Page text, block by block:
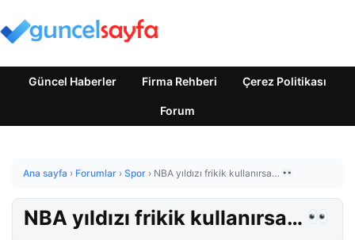
Güncel Haberler Firma Rehberi Çerez Politikası
Forum
Ana sayfa › Forumlar › Spor › NBA yıldızı frikik kullanırsa…
NBA yıldızı frikik kullanırsa…